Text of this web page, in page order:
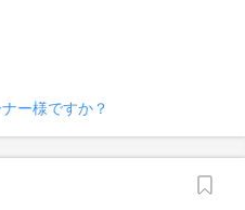
ー様ですか？